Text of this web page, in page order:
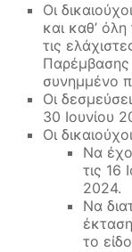
Οι
και καθ’
τις
συνημμένο
Οι
30 Ιουνίου
Οι
Να
τις 16
2024.
Να
το